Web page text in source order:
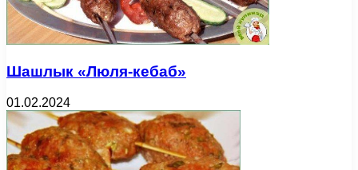
Шашлык «Люля-кебаб»
01.02.2024